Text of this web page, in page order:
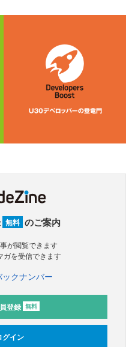
無料 のご案内
が閲覧できます
ガを受信できます
ックナンバー
登録 無料
グイン